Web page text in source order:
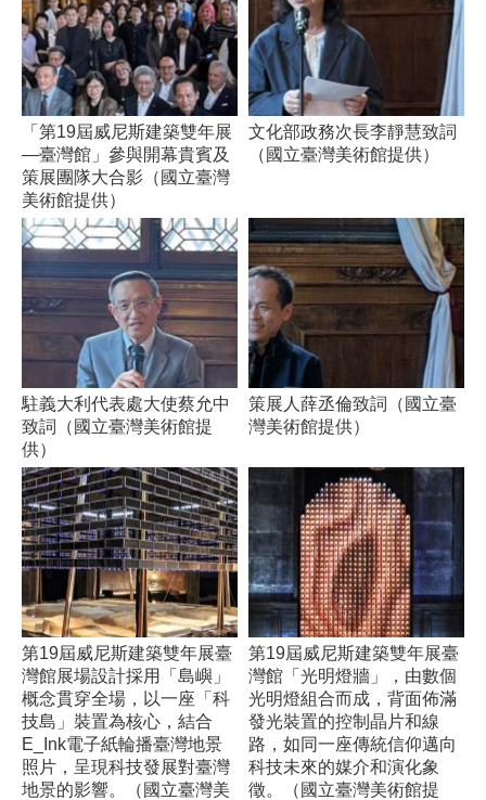
「第19屆威尼斯建築雙年展
—臺灣館」參與開幕貴賓及
策展團隊大合影（國立臺灣
美術館提供）
文化部政務次長李靜慧致詞
（國立臺灣美術館提供）
駐義大利代表處大使蔡允中
致詞（國立臺灣美術館提
供）
策展人薛丞倫致詞（國立臺
灣美術館提供）
第19屆威尼斯建築雙年展臺
灣館展場設計採用「島嶼」
概念貫穿全場，以一座「科
技島」裝置為核心，結合
E_Ink電子紙輪播臺灣地景
照片，呈現科技發展對臺灣
地景的影響。（國立臺灣美
第19屆威尼斯建築雙年展臺
灣館「光明燈牆」，由數個
光明燈組合而成，背面佈滿
發光裝置的控制晶片和線
路，如同一座傳統信仰邁向
科技未來的媒介和演化象
徵。（國立臺灣美術館提